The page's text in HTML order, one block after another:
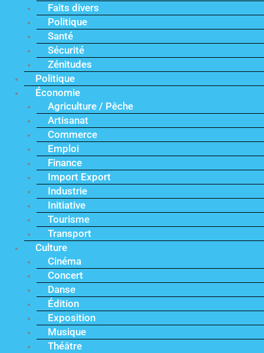
Faits divers
Politique
Santé
Sécurité
Zénitudes
Politique
Économie
Agriculture / Pêche
Artisanat
Commerce
Emploi
Finance
Import Export
Industrie
Initiative
Tourisme
Transport
Culture
Cinéma
Concert
Danse
Édition
Exposition
Musique
Théâtre